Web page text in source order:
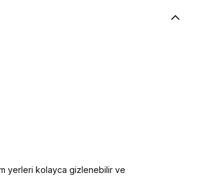
yerleri kolayca gizlenebilir ve